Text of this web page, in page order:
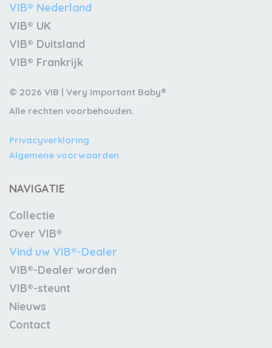
VIB® Nederland
VIB® UK
VIB® Duitsland
VIB® Frankrijk
© 2026 VIB | Very Important Baby®
Alle rechten voorbehouden.
Privacyverklaring
Algemene voorwaarden
NAVIGATIE
Collectie
Over VIB®
Vind uw VIB®-Dealer
VIB®-Dealer worden
VIB®-steunt
Nieuws
Contact